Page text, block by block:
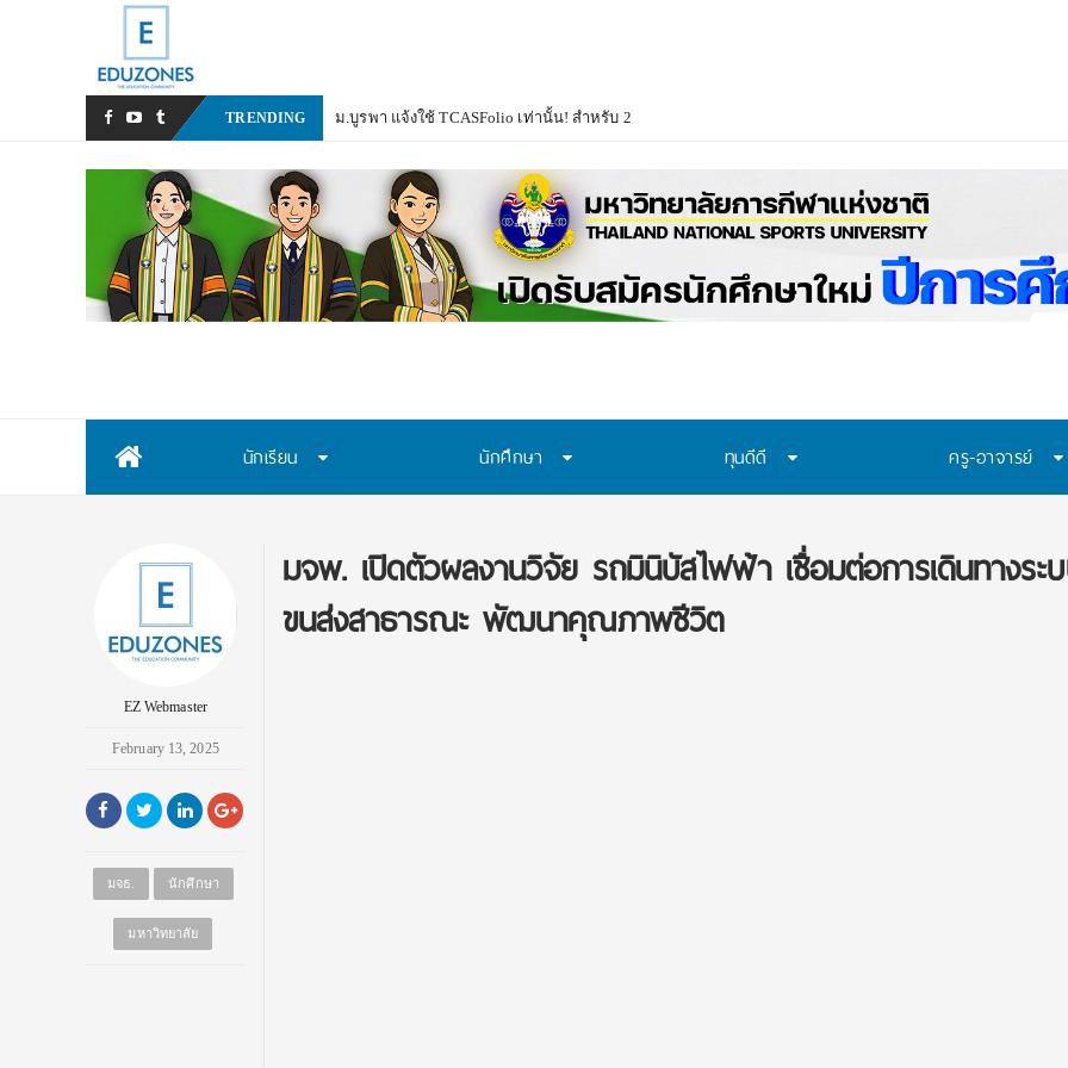
TRENDING ม.บูรพา แจ้งใช้ TCASFolio เท่านั้น! สำหรับ 2 โครงการ TCAS70 รอบ Portfolio 1.2 ผู้สมัครต้องเตรียมอะไรบ้าง?
นักเรียน นักศึกษา ทุนดีดี ครู-อาจารย์
EZ Webmaster
February 13, 2025
มจธ. นักศึกษา
มหาวิทยาลัย
มจพ. เปิดตัวผลงานวิจัย รถมินิบัสไฟฟ้า เชื่อมต่อการเดินทางระ
ขนส่งสาธารณะ พัฒนาคุณภาพชีวิต